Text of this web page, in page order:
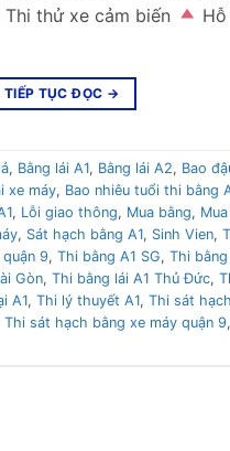
Thi thử xe cảm biến
TIẾP TỤC ĐỌC →
, Bằng lái A1, Bằng lái A2, Bao
xe máy, Bao nhiêu tuổi thi bằng
, Lỗi giao thông, Mua bằng,
, Sát hạch bằng A1, Sinh Vien,
9, Thi bằng A1 SG, Thi
Gòn, Thi bằng lái A1 Thủ Đức,
A1, Thi lý thuyết A1, Thi sát
Thi sát hạch bằng xe máy quận 9,